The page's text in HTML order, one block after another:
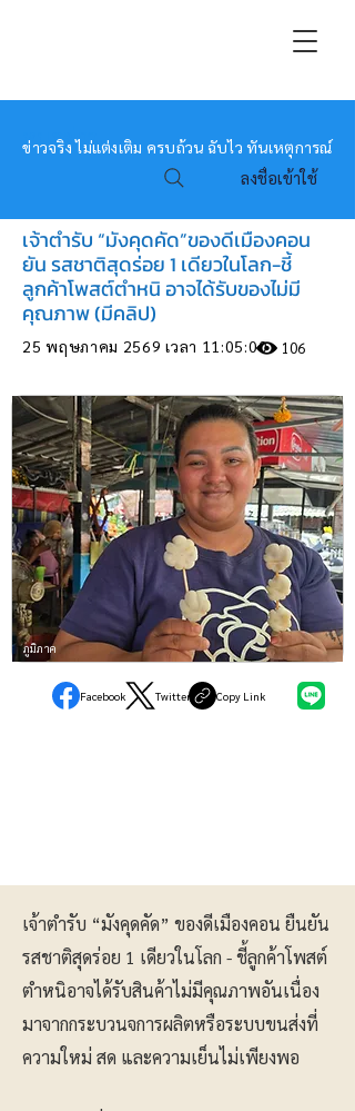
หมอข่าว
ข่าวจริง ไม่แต่งเติม ครบถ้วน ฉับไว ทันเหตุการณ์
ลงชื่อเข้าใช้
เจ้าตำรับ “มังคุดคัด”ของดีเมืองคอน
ยัน รสชาติสุดร่อย 1 เดียวในโลก-ชี้
ลูกค้าโพสต์ตำหนิ อาจได้รับของไม่มี
คุณภาพ (มีคลิป)
25 พฤษภาคม 2569 เวลา 11:05:00 106
ภูมิภาค
Facebook Twitter Copy Link
เจ้าตำรับ “มังคุดคัด” ของดีเมืองคอน ยืนยัน
รสชาติสุดร่อย 1 เดียวในโลก - ชี้ลูกค้าโพสต์
ตำหนิอาจได้รับสินค้าไม่มีคุณภาพอันเนื่อง
มาจากกระบวนจการผลิตหรือระบบขนส่งที่
ความใหม่ สด และความเย็นไม่เพียงพอ